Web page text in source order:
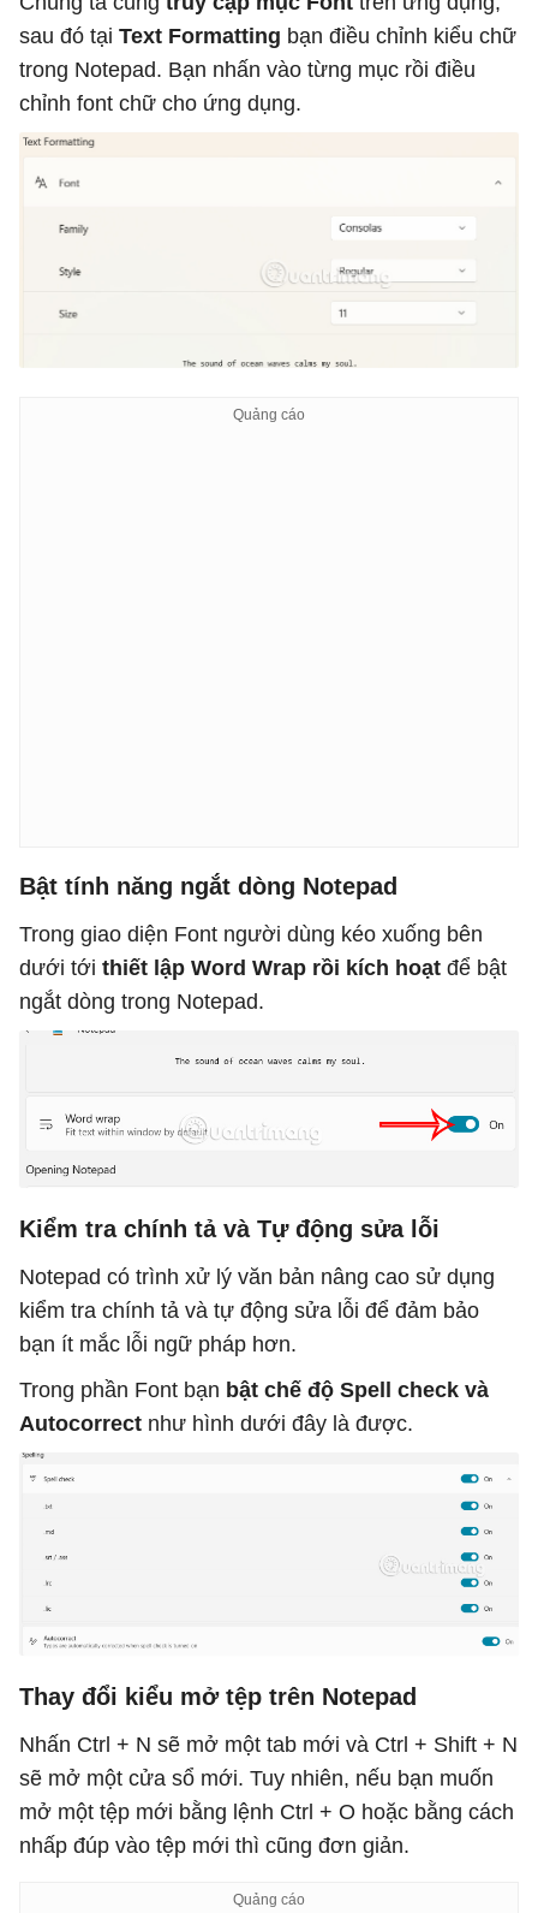
sau đó tại Text Formatting bạn điều chỉnh kiểu chữ
trong Notepad. Bạn nhấn vào từng mục rồi điều
chỉnh font chữ cho ứng dụng.
Bật tính năng ngắt dòng Notepad
Trong giao diện Font người dùng kéo xuống bên
dưới tới thiết lập Word Wrap rồi kích hoạt để bật
ngắt dòng trong Notepad.
Kiểm tra chính tả và Tự động sửa lỗi
Notepad có trình xử lý văn bản nâng cao sử dụng
kiểm tra chính tả và tự động sửa lỗi để đảm bảo
bạn ít mắc lỗi ngữ pháp hơn.
Trong phần Font bạn bật chế độ Spell check và
Autocorrect như hình dưới đây là được.
Thay đổi kiểu mở tệp trên Notepad
Nhấn Ctrl + N sẽ mở một tab mới và Ctrl + Shift + N
sẽ mở một cửa sổ mới. Tuy nhiên, nếu bạn muốn
mở một tệp mới bằng lệnh Ctrl + O hoặc bằng cách
nhấp đúp vào tệp mới thì cũng đơn giản.